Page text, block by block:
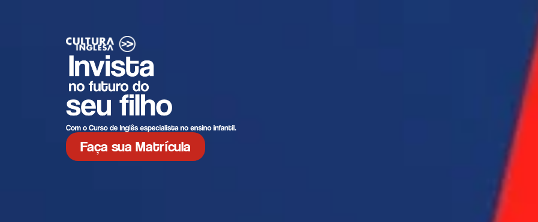
Faça sua Matrícula